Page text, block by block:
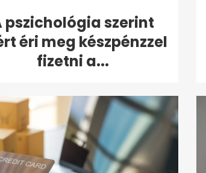
pszichológia szerint
éri meg készpénzzel
fizetni a...